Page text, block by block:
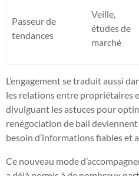
Passeur de
tendances
Veille,
études de
marché
L’engagement se traduit aussi
les relations entre propriétaires
divulguant les astuces pour
renégociation de bail
besoin d’informations fiables et
Ce nouveau mode